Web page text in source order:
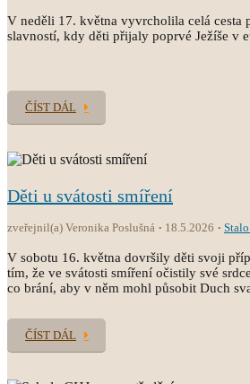
V neděli 17. května vyvrcholila celá cesta
slavností, kdy děti přijaly poprvé Ježíše v
ČÍST DÁL
Děti u svátosti smíření
zveřejnil(a) Veronika Poslušná 18.5.2026
V sobotu 16. května dovršily děti svoji
tím, že ve svátosti smíření očistily své
co brání, aby v něm mohl působit Duch
ČÍST DÁL